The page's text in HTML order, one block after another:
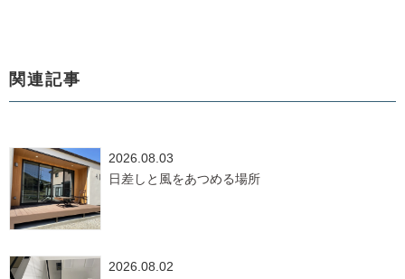
関連記事
2026.08.03
日差しと風をあつめる場所
2026.08.02